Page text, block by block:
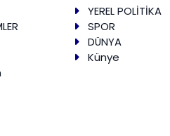
YEREL POLİTİKA
SPOR
DÜNYA
Künye